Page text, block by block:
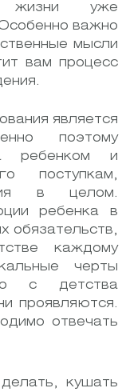
жизни уже
важно
мысли
вам процесс
является
поэтому
ребенком и
поступкам,
в целом.
ребенка в
обязательств,
каждому
черты
с детства
проявляются.
отвечать
кушать